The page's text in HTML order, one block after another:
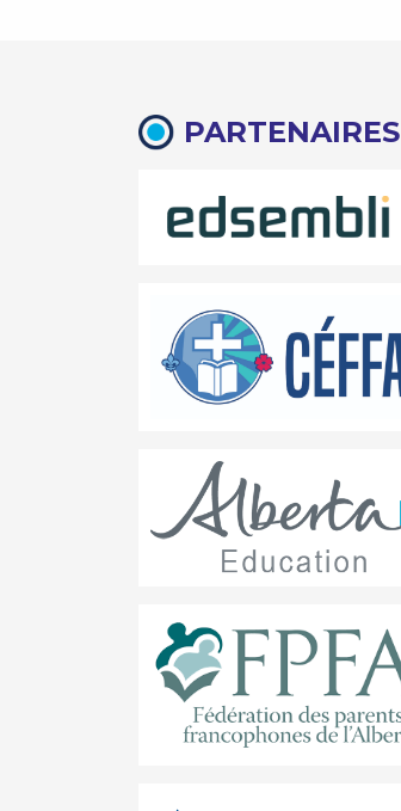
PARTENAIRES